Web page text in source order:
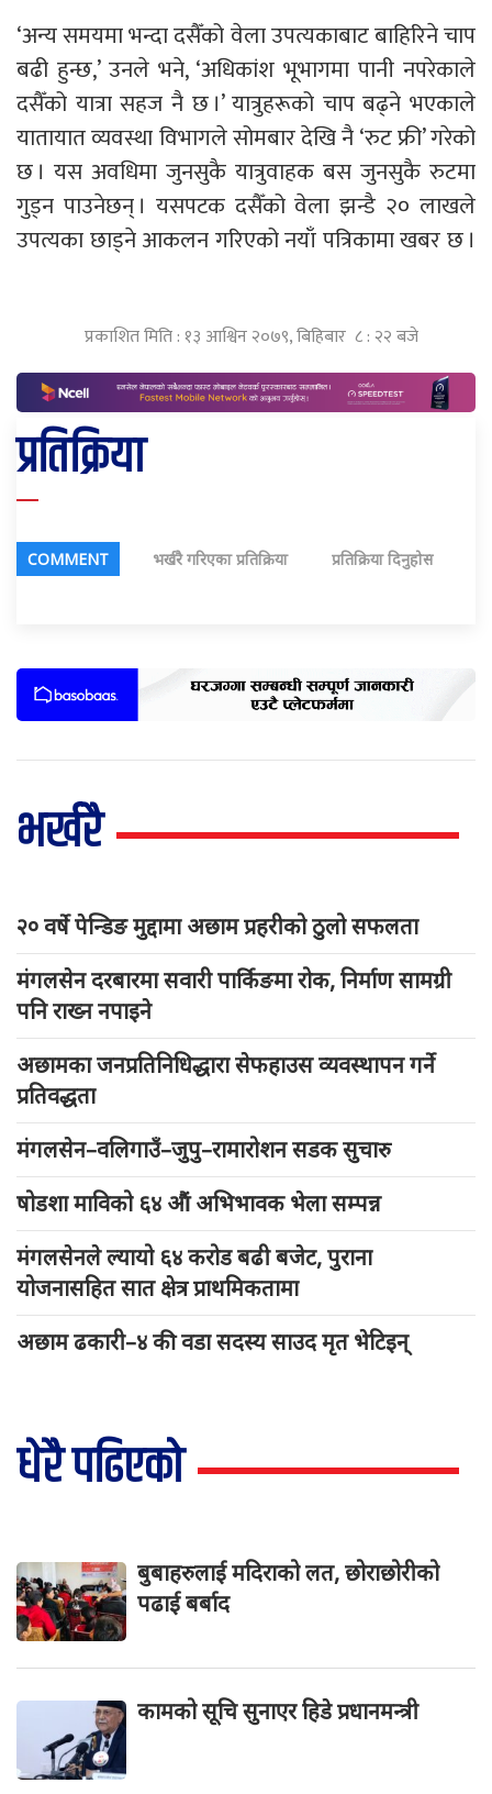
‘अन्य समयमा भन्दा दसैँको वेला उपत्यकाबाट बाहिरिने चाप
बढी हुन्छ,’ उनले भने, ‘अधिकांश भूभागमा पानी नपरेकाले
दसैँको यात्रा सहज नै छ ।’ यात्रुहरूको चाप बढ्ने भएकाले
यातायात व्यवस्था विभागले सोमबार देखि नै ‘रुट फ्री’ गरेको
छ । यस अवधिमा जुनसुकै यात्रुवाहक बस जुनसुकै रुटमा
गुड्न पाउनेछन् । यसपटक दसैँको वेला झन्डै २० लाखले
उपत्यका छाड्ने आकलन गरिएको नयाँ पत्रिकामा खबर छ ।
प्रकाशित मिति : १३ आश्विन २०७९, बिहिबार ८ : २२ बजे
प्रतिक्रिया
COMMENT भर्खरै गरिएका प्रतिक्रिया प्रतिक्रिया दिनुहोस
भर्खरै
२० वर्षे पेन्डिङ मुद्दामा अछाम प्रहरीको ठुलो सफलता
मंगलसेन दरबारमा सवारी पार्किङमा रोक, निर्माण सामग्री
पनि राख्न नपाइने
अछामका जनप्रतिनिधिद्धारा सेफहाउस व्यवस्थापन गर्ने
प्रतिवद्धता
मंगलसेन–वलिगाउँ–जुपु–रामारोशन सडक सुचारु
षोडशा माविको ६४ औं अभिभावक भेला सम्पन्न
मंगलसेनले ल्यायो ६४ करोड बढी बजेट, पुराना
योजनासहित सात क्षेत्र प्राथमिकतामा
अछाम ढकारी–४ की वडा सदस्य साउद मृत भेटिइन्
धेरै पढिएको
बुबाहरुलाई मदिराको लत, छोराछोरीको
पढाई बर्बाद
कामको सूचि सुनाएर हिडे प्रधानमन्त्री